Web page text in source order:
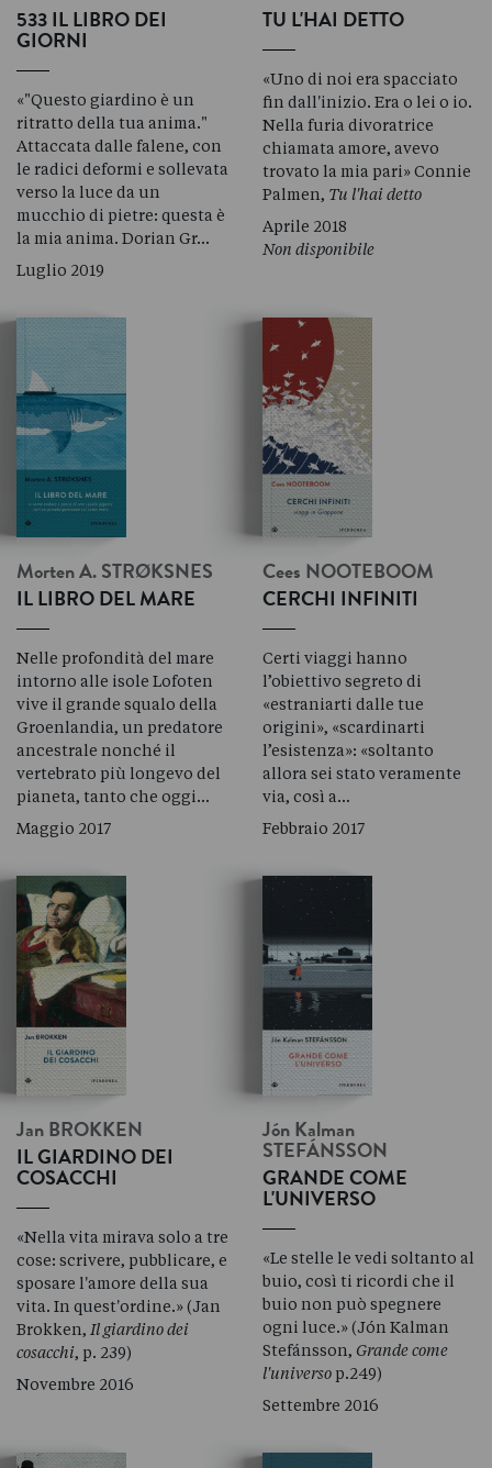
533 IL LIBRO DEI
GIORNI
«"Questo giardino è un
ritratto della tua anima."
Attaccata dalle falene, con
le radici deformi e sollevata
verso la luce da un
mucchio di pietre: questa è
la mia anima. Dorian Gr…
Luglio 2019
TU L'HAI DETTO
«Uno di noi era spacciato
fin dall'inizio. Era o lei o io.
Nella furia divoratrice
chiamata amore, avevo
trovato la mia pari» Connie
Palmen, Tu l'hai detto
Aprile 2018
Non disponibile
Morten A. STRØKSNES
IL LIBRO DEL MARE
Nelle profondità del mare
intorno alle isole Lofoten
vive il grande squalo della
Groenlandia, un predatore
ancestrale nonché il
vertebrato più longevo del
pianeta, tanto che oggi…
Maggio 2017
Cees NOOTEBOOM
CERCHI INFINITI
Certi viaggi hanno
l’obiettivo segreto di
«estraniarti dalle tue
origini», «scardinarti
l’esistenza»: «soltanto
allora sei stato veramente
via, così a…
Febbraio 2017
Jan BROKKEN
IL GIARDINO DEI
COSACCHI
«Nella vita mirava solo a tre
cose: scrivere, pubblicare, e
sposare l'amore della sua
vita. In quest'ordine.» (Jan
Brokken, Il giardino dei
cosacchi, p. 239)
Novembre 2016
Jón Kalman
STEFÁNSSON
GRANDE COME
L'UNIVERSO
«Le stelle le vedi soltanto al
buio, così ti ricordi che il
buio non può spegnere
ogni luce.» (Jón Kalman
Stefánsson, Grande come
l'universo p.249)
Settembre 2016